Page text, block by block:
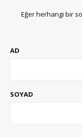
Eğer herhangi bir
AD
SOYAD